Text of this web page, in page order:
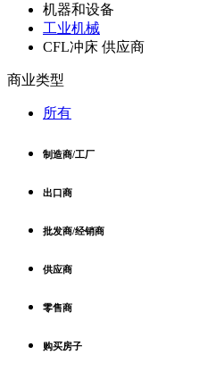
机器和设备
工业机械
CFL冲床 供应商
商业类型
所有
制造商/工厂
出口商
批发商/经销商
供应商
零售商
购买房子